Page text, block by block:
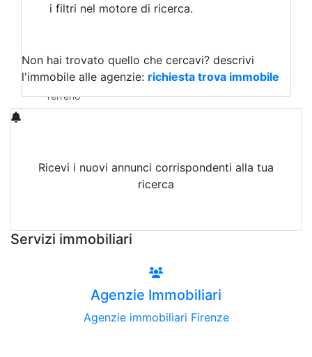
Magazzini
Qualsiasi
Terreno edificabile
Terreno
i filtri nel motore di ricerca.
Non hai trovato quello che cercavi? descrivi
l'immobile alle agenzie: richiesta trova immobile
Ricevi i nuovi annunci corrispondenti alla tua
ricerca
Servizi immobiliari
Agenzie Immobiliari
Agenzie immobiliari Firenze